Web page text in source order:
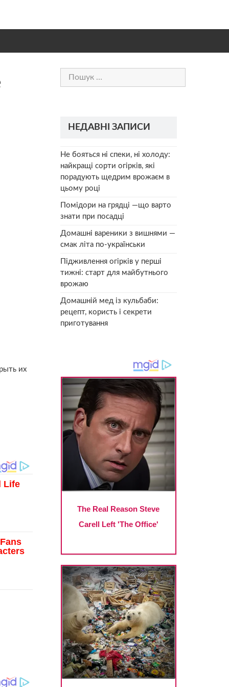
их
Пошук:
НЕДАВНІ ЗАПИСИ
Не бояться ні спеки, ні холоду:
найкращі сорти огірків, які
порадують щедрим врожаєм в
цьому році
Помідори на грядці —що варто
знати при посадці
Домашні вареники з вишнями —
смак літа по-українськи
Підживлення огірків у перші
тижні: старт для майбутнього
врожаю
Домашній мед із кульбаби:
рецепт, користь і секрети
приготування